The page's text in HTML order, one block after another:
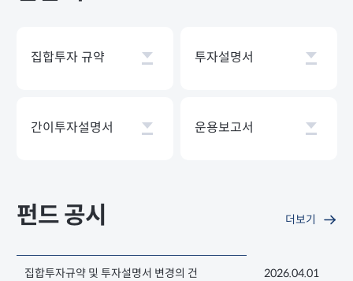
집합투자 규약 투자설명서
간이투자설명서 운용보고서
펀드 공시 더보기
집합투자규약 및 투자설명서 변경의 건 2026.04.01